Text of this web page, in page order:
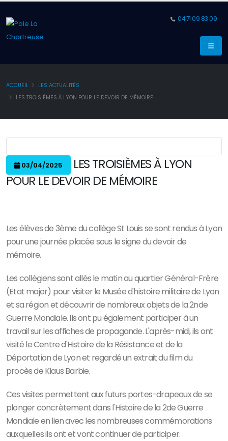
04 71 09 83 09
ACCUEIL
LES ACTUALITÉS
LES TROISIÈMES À LYON POUR LE DEVOIR DE MÉMOIRE
03/04/2025
LES TROISIÈMES À LYON
POUR LE DEVOIR DE MÉMOIRE
Les élèves de 3ème du collège St Louis se sont rendus à Lyon
pour une journée placée sous le signe du devoir de
mémoire.
Les collégiens sont allés le matin au quartier Général-Frère
(Etat major) pour visiterle Musée d'histoire militaire de Lyon
et sa régionet découvrir de nombreux objets de la 2nde
Guerre Mondiale. Ils ont pu également participer à un
travail sur les affiches de propagande. L'après-midi, ils ont
visité le Centre d'Histoire de la Résistance et de la
Déportation de Lyon et regardé un extrait du film du
procès de Klaus Barbie.
Ces visites permettent aux futurs portes-drapeaux de se
plonger concrètement dans l'Histoire de la 2de Guerre
Mondiale en lien avec les nombreuses commémorations
auxquelles ils ont et vont continuer de participer.